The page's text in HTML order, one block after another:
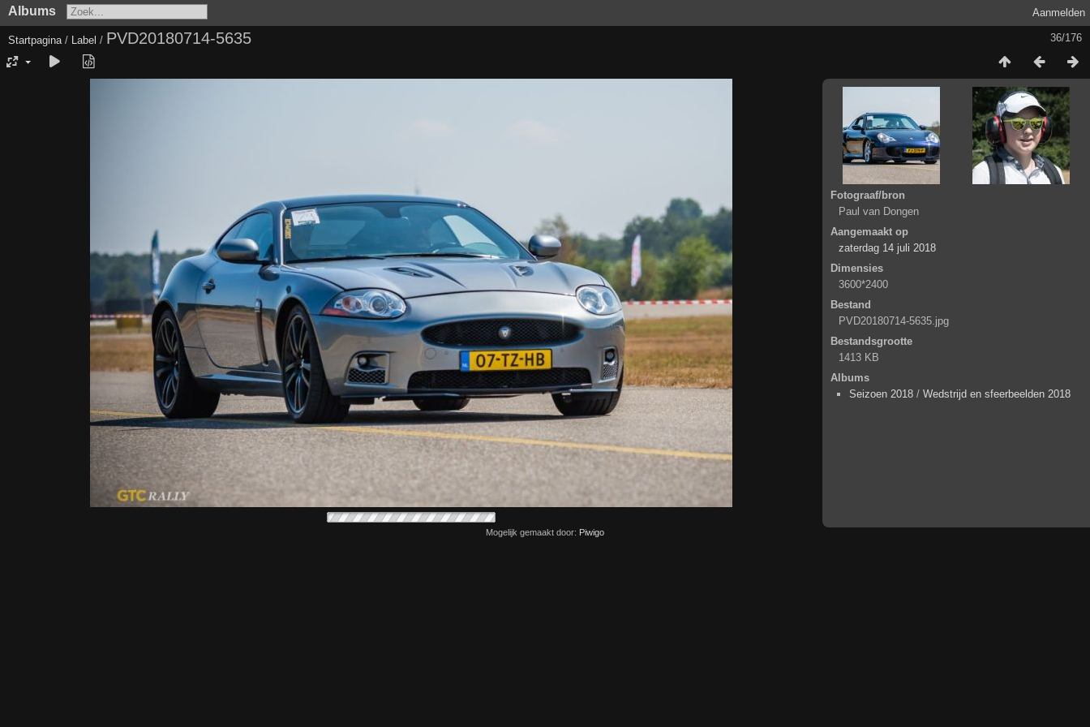
Albums Aanmelden
36/176
Startpagina/ Label / PVD20180714-5635
Fotograaf/bron
Paul van Dongen
Aangemaakt op
zaterdag 14 juli 2018
Dimensies
3600*2400
Bestand
PVD20180714-5635.jpg
Bestandsgrootte
1413 KB
Albums
Seizoen 2018 / Wedstrijd en sfeerbeelden 2018
Mogelijk gemaakt door: Piwigo